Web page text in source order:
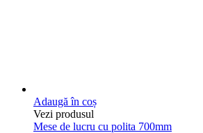
Adaugă în coș
Vezi produsul
Mese de lucru cu polita 700mm